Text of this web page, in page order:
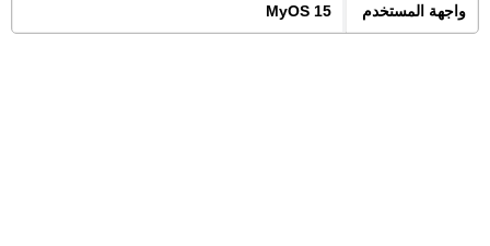
واجهة المستخدم MyOS 15